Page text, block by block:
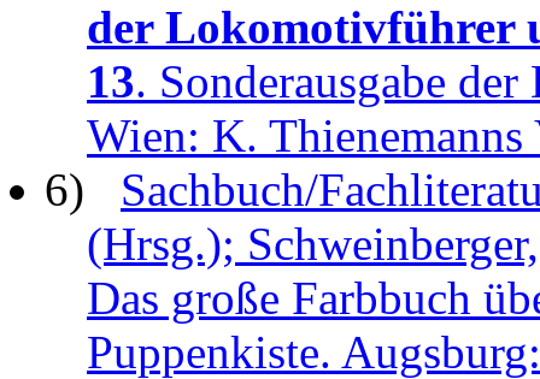
der Lokomotivführer
13. Sonderausgabe
Wien: K. Thienemanns
6) Sachbuch/
(Hrsg.);
Das große Farbbuch
Puppenkiste.